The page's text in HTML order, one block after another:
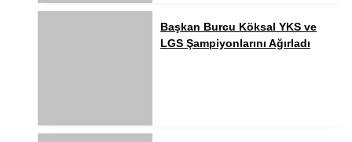
Başkan Burcu Köksal YKS ve
LGS Şampiyonlarını Ağırladı